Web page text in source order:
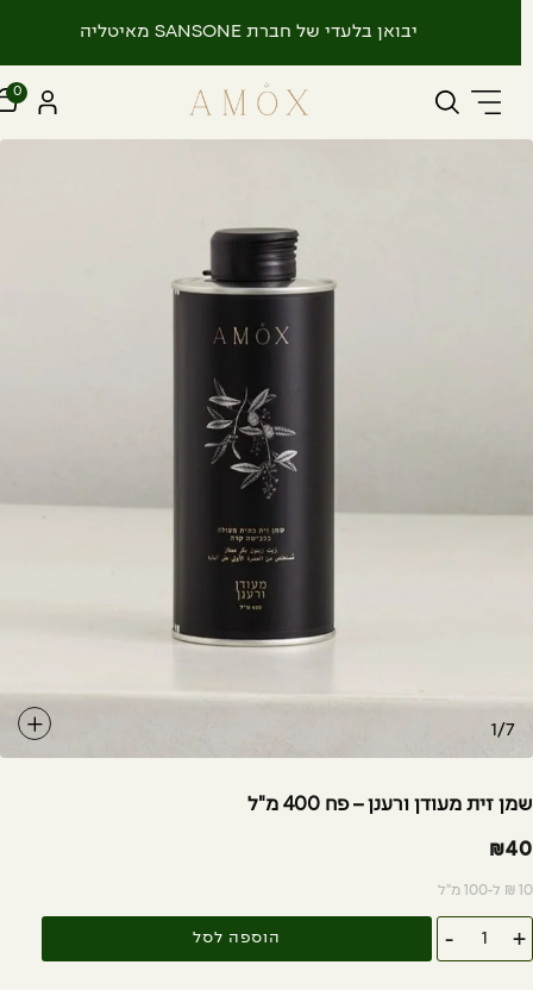
יבואן בלעדי של חברת SANSONE מאיטליה
0
1/7
זית מעודן ורענן – פח 400 מ"ל
₪
של
שמן
הוספה לסל